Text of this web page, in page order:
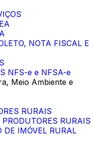
NOTA FISCAL E
NFS-e e NFSA-e
Meio Ambiente e
RURAIS
RURAIS
DE IMÓVEL RURAL